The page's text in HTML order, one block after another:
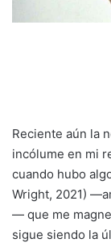
Reciente aún la
incólume en mi
cuando hubo
Wright, 2021)
— que me
sigue siendo la